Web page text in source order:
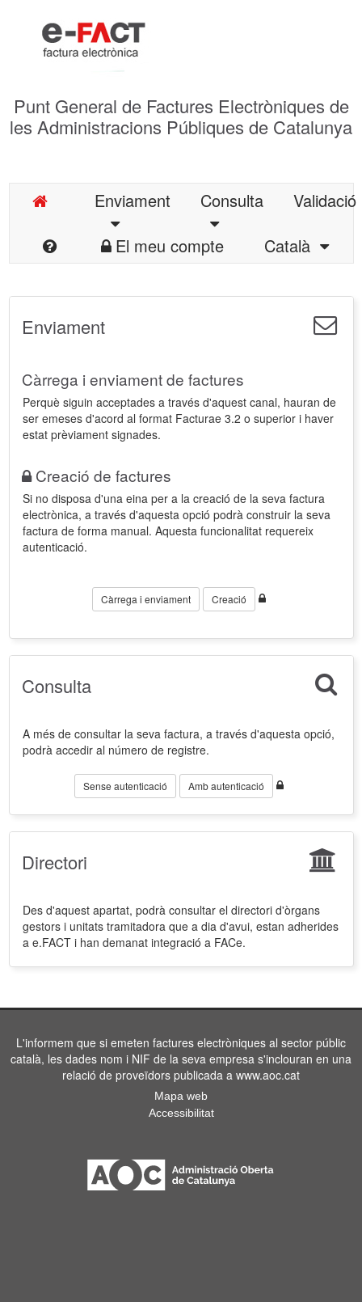
Punt General de Factures Electròniques de
les Administracions Públiques de Catalunya
Enviament Consulta
Validació
El meu compte
Català
Enviament
Càrrega i enviament de factures
Perquè siguin acceptades a través d'aquest canal, hauran de
ser emeses d'acord al format Facturae 3.2 o superior i haver
estat prèviament signades.
Creació de factures
Si no disposa d'una eina per a la creació de la seva factura
electrònica, a través d'aquesta opció podrà construir la seva
factura de forma manual. Aquesta funcionalitat requereix
autenticació.
Càrrega i enviament Creació
Consulta
A més de consultar la seva factura, a través d'aquesta opció,
podrà accedir al número de registre.
Sense autenticació Amb autenticació
Directori
Des d'aquest apartat, podrà consultar el directori d'òrgans
gestors i unitats tramitadora que a dia d'avui, estan adherides
a e.FACT i han demanat integració a FACe.
L'informem que si emeten factures electròniques al sector públic
català, les dades nom i NIF de la seva empresa s'inclouran en una
relació de proveïdors publicada a www.aoc.cat
Mapa web
Accessibilitat